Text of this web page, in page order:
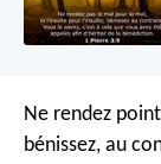
Ne rendez
bénissez, au